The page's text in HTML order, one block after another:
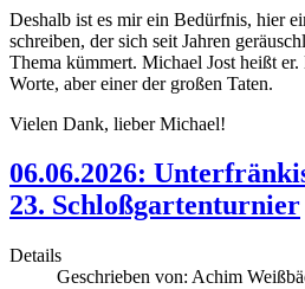
Deshalb ist es mir ein Bedürfnis, hier
schreiben, der sich seit Jahren
Thema kümmert. Michael Jost heißt
Worte, aber einer der großen Taten.
Vielen Dank, lieber Michael!
06.06.2026:
23. Schloßgartenturnier
Details
Geschrieben von: Achim